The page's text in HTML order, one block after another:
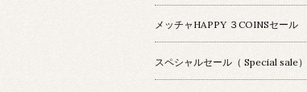
メッチャHAPPY ３COINSセール
スペシャルセール（ Special sale）